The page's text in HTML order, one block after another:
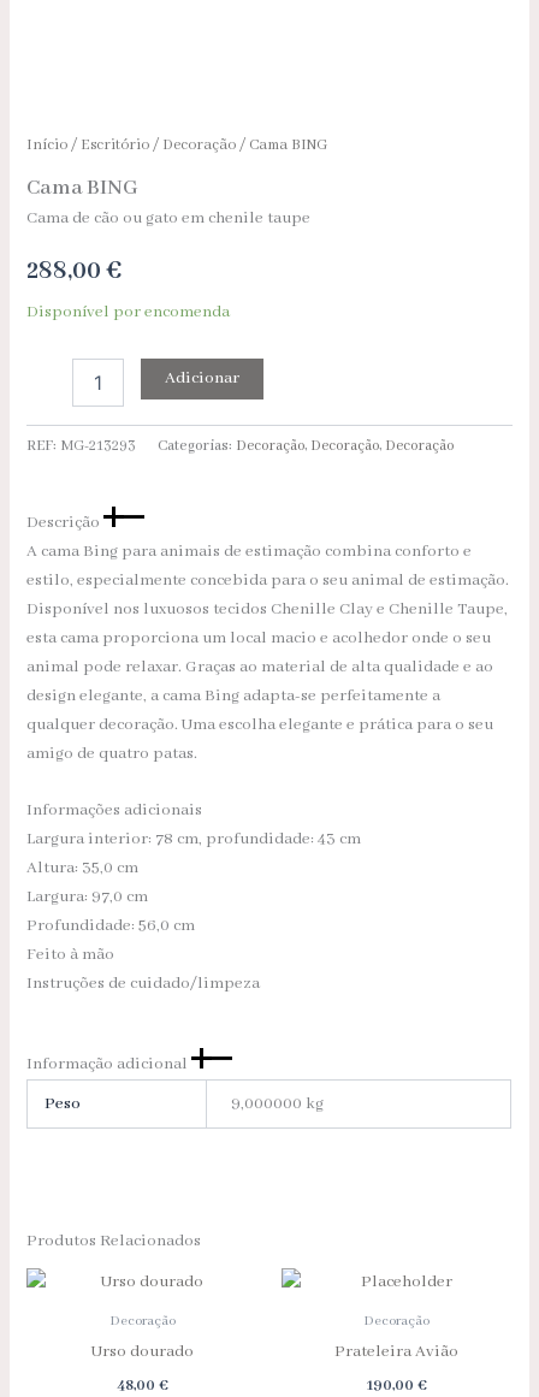
Início/ Escritório/ Decoração/ Cama BING
Cama BING
Cama de cão ou gato em chenile taupe
288,00€
Disponível por encomenda
Adicionar
REF: MG-213293 Categorias: Decoração, Decoração, Decoração
Descrição
A cama Bing para animais de estimação combina conforto e
estilo, especialmente concebida para o seu animal de estimação.
Disponível nos luxuosos tecidos Chenille Clay e Chenille Taupe,
esta cama proporciona um local macio e acolhedor onde o seu
animal pode relaxar. Graças ao material de alta qualidade e ao
design elegante, a cama Bing adapta-se perfeitamente a
qualquer decoração. Uma escolha elegante e prática para o seu
amigo de quatro patas.
Informações adicionais
Largura interior: 78 cm, profundidade: 43 cm
Altura: 35,0 cm
Largura: 97,0 cm
Profundidade: 56,0 cm
Feito à mão
Instruções de cuidado/limpeza
Informação adicional
Peso
9,000000 kg
Produtos Relacionados
Decoração
Urso dourado
48,00 €
Decoração
Prateleira Avião
190,00 €